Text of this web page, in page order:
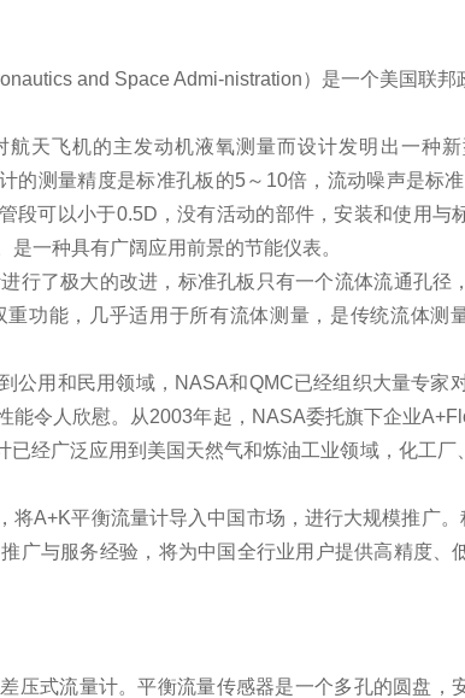
and Space Admi-nistration）是一个美国联邦
航天飞机的主发动机液氧测量而设计发明出一种
的测量精度是标准孔板的5～ 10倍，流动噪声是标
段可以小于0.5D ，没有活动的部件，安装和使用
一种具有广阔应用前景的节能仪表。
行了极大的改进，标准孔板只有一个流体流通孔径
功能，几乎适用于所有流体测量，是传统流体测
公用和民用领域， NASA和QMC已经组织大量专家
能令人欣慰。从2003年起， NASA委托旗下企业
已经广泛应用到美国天然气和炼油工业领域，化工
将A+K平衡流量计导入中国市场，进行大规模推广。
广与服务经验，将为中国全行业用户提供高精度、
压式流量计。平衡流量传感器是一个多孔的圆盘，